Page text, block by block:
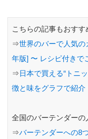
こちらの記事もおすす
⇒世界のバーで人気
年版] 〜 レシピ付きで
⇒ 日本で買える“トニ
徴と味をグラフで紹介
全国のバーテンダーの
⇒バーテンダーへの8